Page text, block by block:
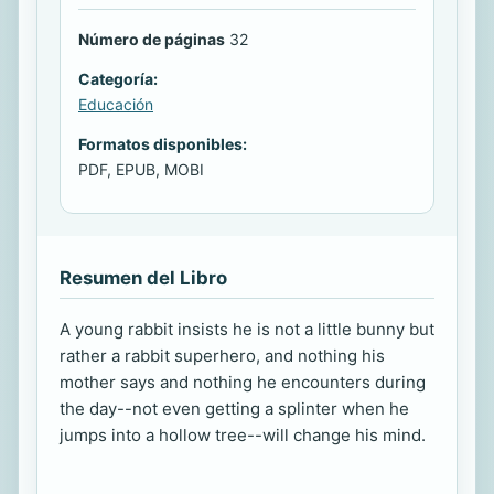
Número de páginas 32
Categoría:
Educación
Formatos disponibles:
PDF, EPUB, MOBI
Resumen del Libro
A young rabbit insists he is not a little bunny but
rather a rabbit superhero, and nothing his
mother says and nothing he encounters during
the day--not even getting a splinter when he
jumps into a hollow tree--will change his mind.